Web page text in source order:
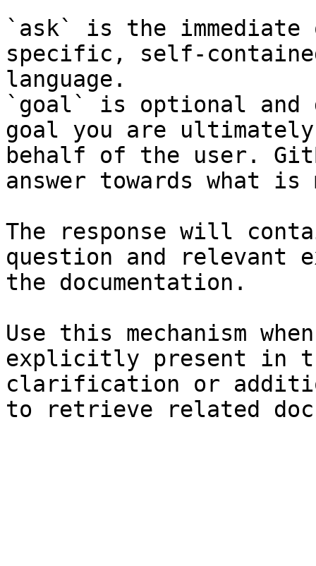
`ask` is the
specific, self-
language.
`goal` is optional and
goal you are
behalf of the user.
answer towards what
The response will
question and relevant
the documentation.
Use this mechanism
explicitly present in
clarification or